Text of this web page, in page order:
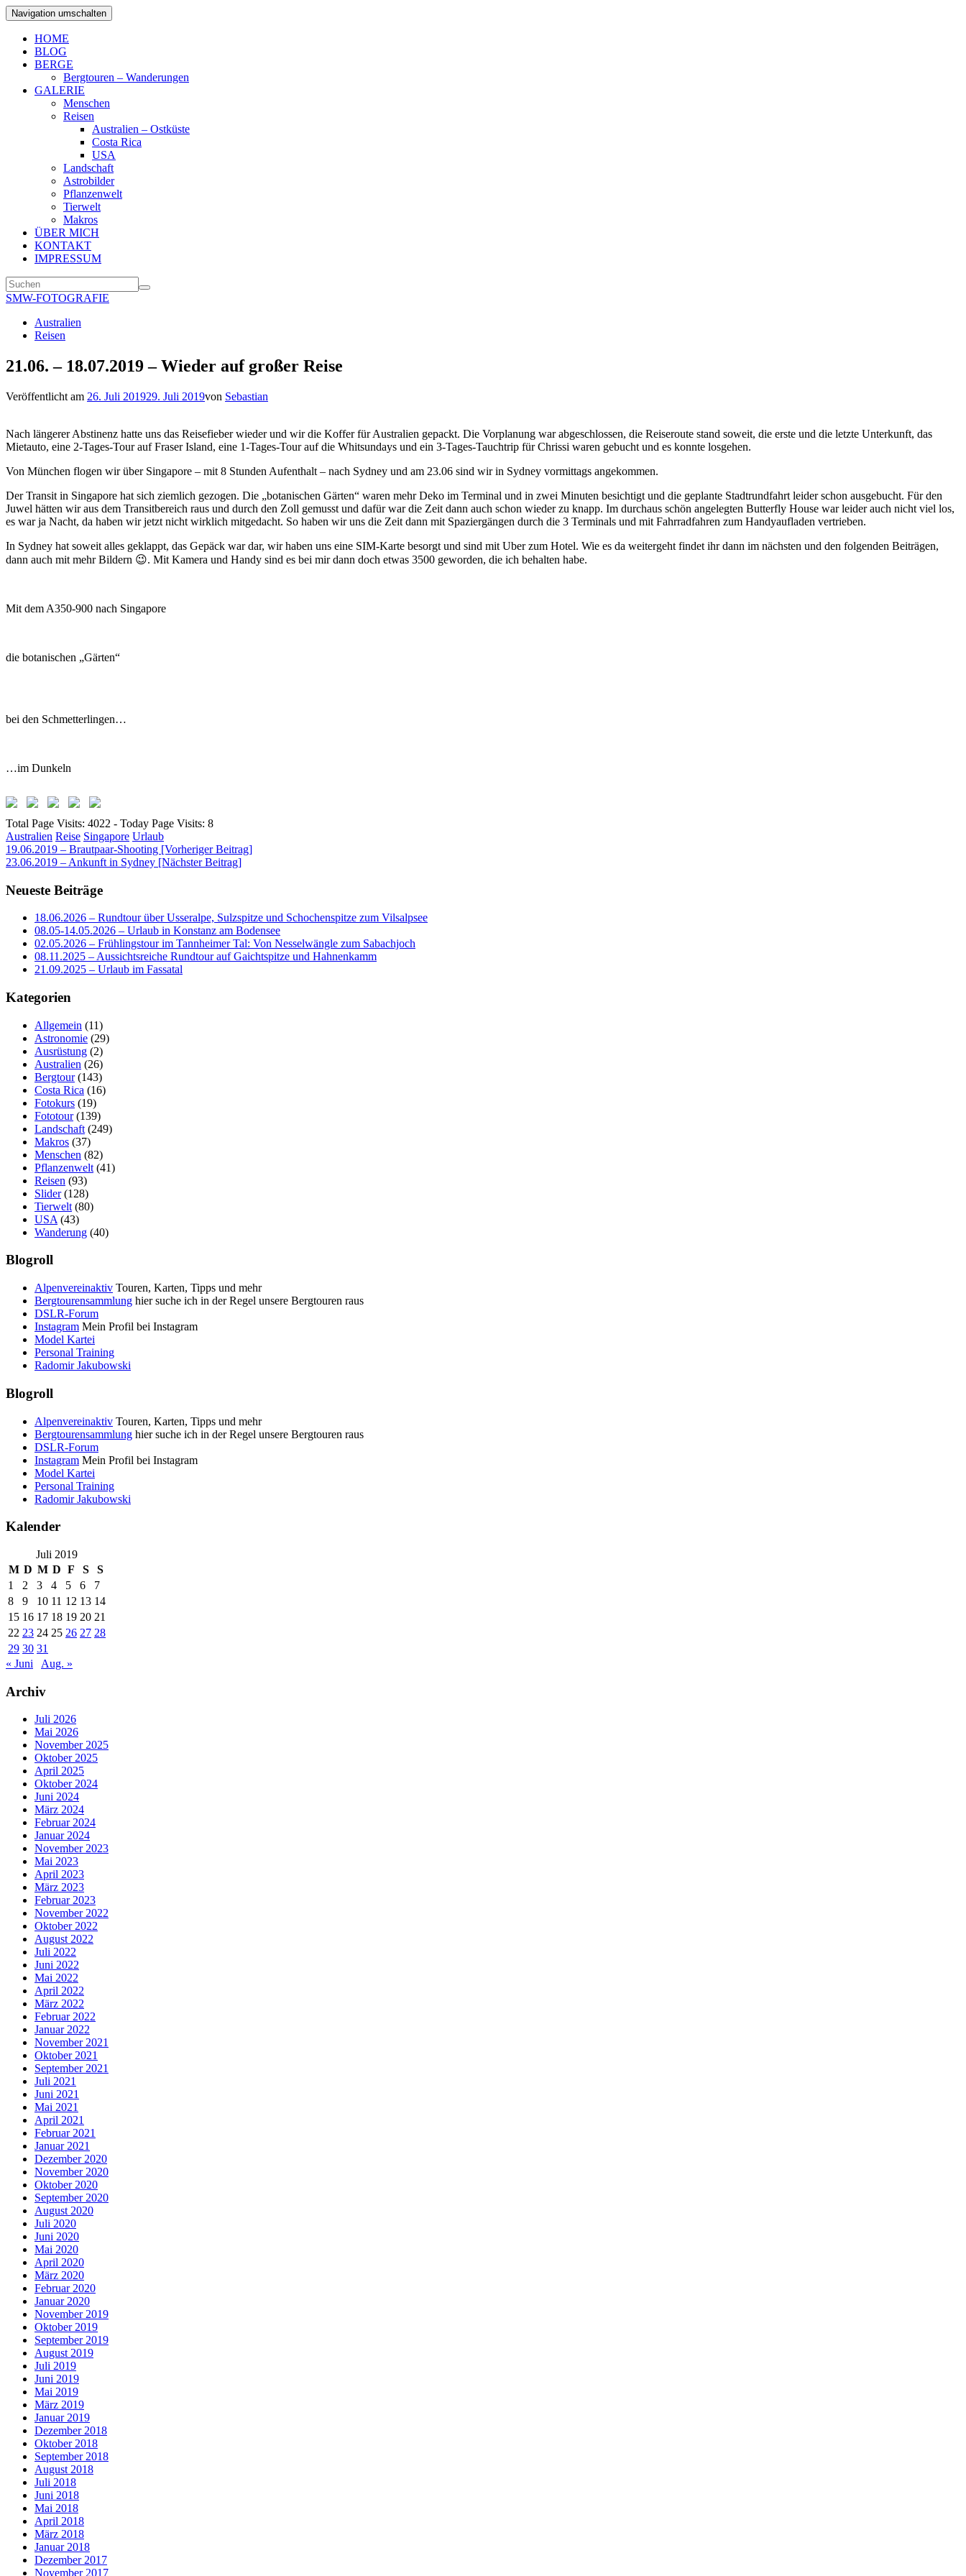
Navigation umschalten
HOME
BLOG
BERGE
Bergtouren – Wanderungen
GALERIE
Menschen
Reisen
Australien – Ostküste
Costa Rica
USA
Landschaft
Astrobilder
Pflanzenwelt
Tierwelt
Makros
ÜBER MICH
KONTAKT
IMPRESSUM
SMW-FOTOGRAFIE
Australien
Reisen
21.06. – 18.07.2019 – Wieder auf großer Reise
Veröffentlicht am 26. Juli 201929. Juli 2019von Sebastian
Nach längerer Abstinenz hatte uns das Reisefieber wieder und wir die Koffer für Australien gepackt. Die Vorplanung war abgeschlossen, die Reiseroute stand soweit, die erste und die letzte Unterkunft, das
Mietauto, eine 2-Tages-Tour auf Fraser Island, eine 1-Tages-Tour auf die Whitsundays und ein 3-Tages-Tauchtrip für Chrissi waren gebucht und es konnte losgehen.
Von München flogen wir über Singapore – mit 8 Stunden Aufenthalt – nach Sydney und am 23.06 sind wir in Sydney vormittags angekommen.
Der Transit in Singapore hat sich ziemlich gezogen. Die „botanischen Gärten“ waren mehr Deko im Terminal und in zwei Minuten besichtigt und die geplante Stadtrundfahrt leider schon ausgebucht. Für den
Juwel hätten wir aus dem Transitbereich raus und durch den Zoll gemusst und dafür war die Zeit dann auch schon wieder zu knapp. Im durchaus schön angelegten Butterfly House war leider auch nicht viel los,
es war ja Nacht, da haben wir jetzt nicht wirklich mitgedacht. So haben wir uns die Zeit dann mit Spaziergängen durch die 3 Terminals und mit Fahrradfahren zum Handyaufladen vertrieben.
In Sydney hat soweit alles geklappt, das Gepäck war dar, wir haben uns eine SIM-Karte besorgt und sind mit Uber zum Hotel. Wie es da weitergeht findet ihr dann im nächsten und den folgenden Beiträgen,
dann auch mit mehr Bildern 😉. Mit Kamera und Handy sind es bei mir dann doch etwas 3500 geworden, die ich behalten habe.
Mit dem A350-900 nach Singapore
die botanischen „Gärten“
bei den Schmetterlingen…
…im Dunkeln
Total Page Visits: 4022 - Today Page Visits: 8
Australien Reise Singapore Urlaub
Beitragsnavigation
19.06.2019 – Brautpaar-Shooting [Vorheriger Beitrag]
23.06.2019 – Ankunft in Sydney [Nächster Beitrag]
Neueste Beiträge
18.06.2026 – Rundtour über Usseralpe, Sulzspitze und Schochenspitze zum Vilsalpsee
08.05-14.05.2026 – Urlaub in Konstanz am Bodensee
02.05.2026 – Frühlingstour im Tannheimer Tal: Von Nesselwängle zum Sabachjoch
08.11.2025 – Aussichtsreiche Rundtour auf Gaichtspitze und Hahnenkamm
21.09.2025 – Urlaub im Fassatal
Kategorien
Allgemein (11)
Astronomie (29)
Ausrüstung (2)
Australien (26)
Bergtour(143)
Costa Rica (16)
Fotokurs (19)
Fototour(139)
Landschaft (249)
Makros (37)
Menschen (82)
Pflanzenwelt (41)
Reisen (93)
Slider(128)
Tierwelt (80)
USA (43)
Wanderung (40)
Blogroll
Alpenvereinaktiv Touren, Karten, Tipps und mehr
Bergtourensammlung hier suche ich in der Regel unsere Bergtouren raus
DSLR-Forum
Instagram Mein Profil bei Instagram
Model Kartei
Personal Training
Radomir Jakubowski
Blogroll
Alpenvereinaktiv Touren, Karten, Tipps und mehr
Bergtourensammlung hier suche ich in der Regel unsere Bergtouren raus
DSLR-Forum
Instagram Mein Profil bei Instagram
Model Kartei
Personal Training
Radomir Jakubowski
Kalender
Juli 2019
M D M D F S
S
1
2 3 4 5 6
7
8
9 10 11 12 13 14
15 16 17 18 19 20 21
22 23 24 25 26 27 28
29 30 31
« Juni
Aug. »
Archiv
Juli 2026
Mai 2026
November 2025
Oktober 2025
April 2025
Oktober 2024
Juni 2024
März 2024
Februar 2024
Januar 2024
November 2023
Mai 2023
April 2023
März 2023
Februar 2023
November 2022
Oktober 2022
August 2022
Juli 2022
Juni 2022
Mai 2022
April 2022
März 2022
Februar 2022
Januar 2022
November 2021
Oktober 2021
September 2021
Juli 2021
Juni 2021
Mai 2021
April 2021
Februar 2021
Januar 2021
Dezember 2020
November 2020
Oktober 2020
September 2020
August 2020
Juli 2020
Juni 2020
Mai 2020
April 2020
März 2020
Februar 2020
Januar 2020
November 2019
Oktober 2019
September 2019
August 2019
Juli 2019
Juni 2019
Mai 2019
März 2019
Januar 2019
Dezember 2018
Oktober 2018
September 2018
August 2018
Juli 2018
Juni 2018
Mai 2018
April 2018
März 2018
Januar 2018
Dezember 2017
November 2017